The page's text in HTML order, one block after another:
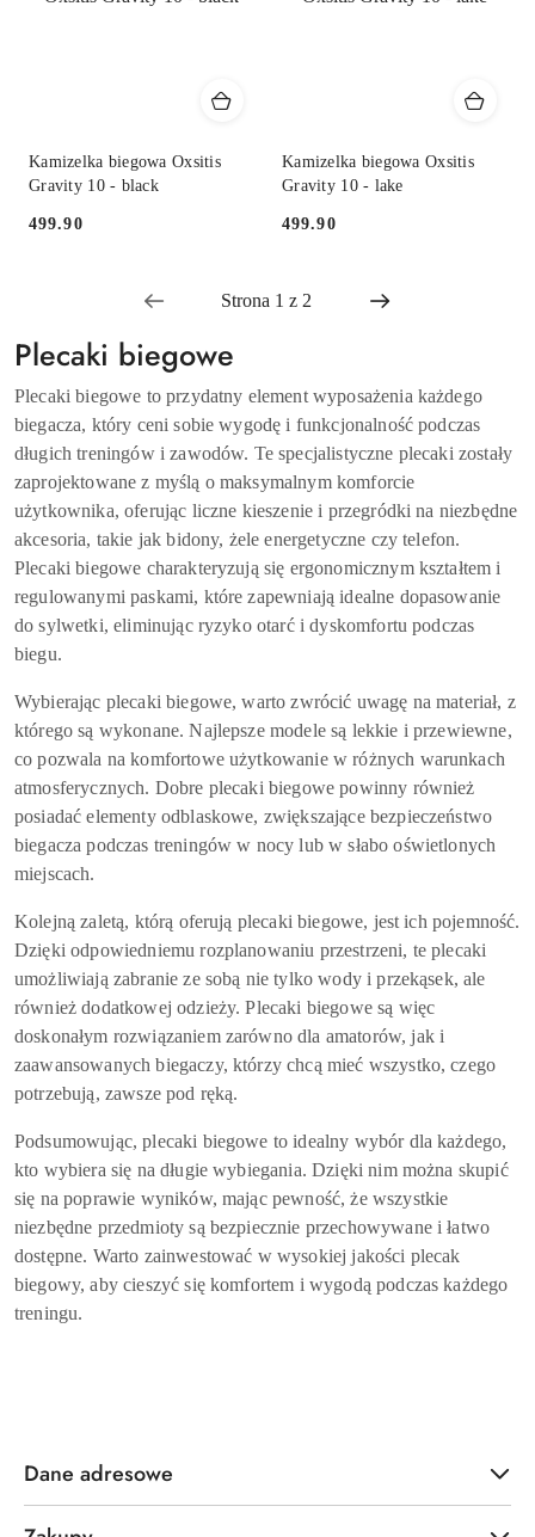
Kamizelka biegowa Oxsitis
Gravity 10 - black
Cena:
499.90
Kamizelka biegowa Oxsitis
Gravity 10 - lake
Cena:
499.90
Plecaki biegowe
Plecaki biegowe to przydatny element wyposażenia każdego
biegacza, który ceni sobie wygodę i funkcjonalność podczas
długich treningów i zawodów. Te specjalistyczne plecaki zostały
zaprojektowane z myślą o maksymalnym komforcie
użytkownika, oferując liczne kieszenie i przegródki na niezbędne
akcesoria, takie jak bidony, żele energetyczne czy telefon.
Plecaki biegowe charakteryzują się ergonomicznym kształtem i
regulowanymi paskami, które zapewniają idealne dopasowanie
do sylwetki, eliminując ryzyko otarć i dyskomfortu podczas
biegu.
Wybierając plecaki biegowe, warto zwrócić uwagę na materiał, z
którego są wykonane. Najlepsze modele są lekkie i przewiewne,
co pozwala na komfortowe użytkowanie w różnych warunkach
atmosferycznych. Dobre plecaki biegowe powinny również
posiadać elementy odblaskowe, zwiększające bezpieczeństwo
biegacza podczas treningów w nocy lub w słabo oświetlonych
miejscach.
Kolejną zaletą, którą oferują plecaki biegowe, jest ich pojemność.
Dzięki odpowiedniemu rozplanowaniu przestrzeni, te plecaki
umożliwiają zabranie ze sobą nie tylko wody i przekąsek, ale
również dodatkowej odzieży. Plecaki biegowe są więc
doskonałym rozwiązaniem zarówno dla amatorów, jak i
zaawansowanych biegaczy, którzy chcą mieć wszystko, czego
potrzebują, zawsze pod ręką.
Podsumowując, plecaki biegowe to idealny wybór dla każdego,
kto wybiera się na długie wybiegania. Dzięki nim można skupić
się na poprawie wyników, mając pewność, że wszystkie
niezbędne przedmioty są bezpiecznie przechowywane i łatwo
dostępne. Warto zainwestować w wysokiej jakości plecak
biegowy, aby cieszyć się komfortem i wygodą podczas każdego
treningu.
Dane adresowe